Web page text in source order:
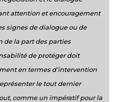
attention et encouragement
signes de dialogue ou de
de la part des parties
de protéger doit
en termes d’intervention
le tout dernier
comme un impératif pour la